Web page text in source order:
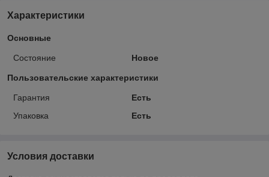
Характеристики
Основные
Состояние Новое
Пользовательские характеристики
Гарантия
Есть
Упаковка
Есть
Условия доставки